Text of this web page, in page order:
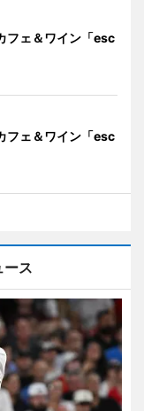
フェ＆ワイン「esc
フェ＆ワイン「esc
ース